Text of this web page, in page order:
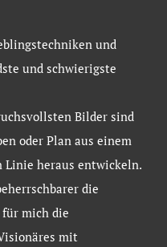
und
und schwierigste
Bilder sind
oder Plan aus einem
Linie heraus entwickeln.
die
mich die
mit